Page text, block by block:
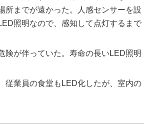
所までが遠かった。人感センサーを設
照明なので、感知して点灯するまで
険が伴っていた。寿命の長いLED照明
従業員の食堂もLED化したが、室内の